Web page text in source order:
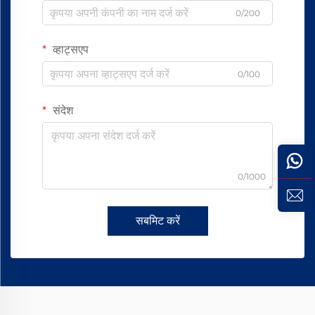
0/200
व्हाट्सएप
0/100
संदेश
0/1000
सबमिट करें